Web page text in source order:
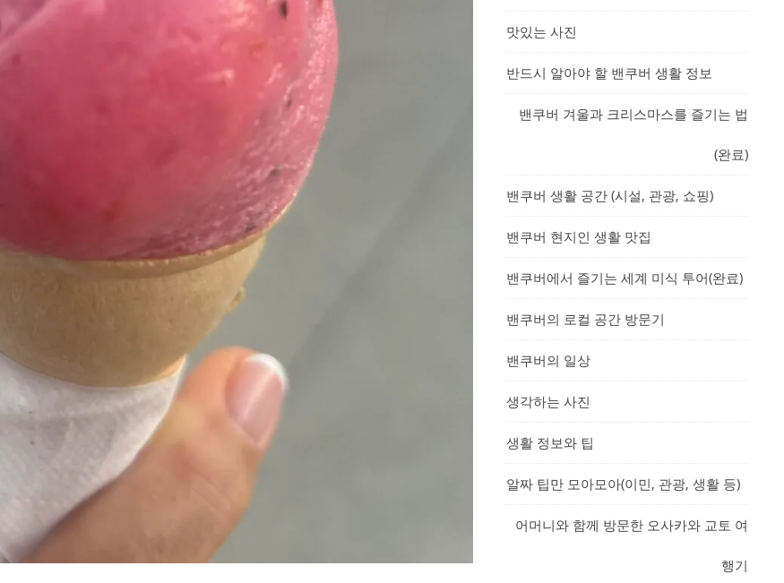
맛있는 사진
반드시 알아야 할 밴쿠버 생활 정보
밴쿠버 겨울과 크리스마스를 즐기는 법
(완료)
밴쿠버 생활 공간 (시설, 관광, 쇼핑)
밴쿠버 현지인 생활 맛집
밴쿠버에서 즐기는 세계 미식 투어(완료)
밴쿠버의 로컬 공간 방문기
밴쿠버의 일상
생각하는 사진
생활 정보와 팁
알짜 팁만 모아모아(이민, 관광, 생활 등)
어머니와 함께 방문한 오사카와 교토 여
행기